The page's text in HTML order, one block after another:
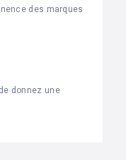
des marques
donnez une